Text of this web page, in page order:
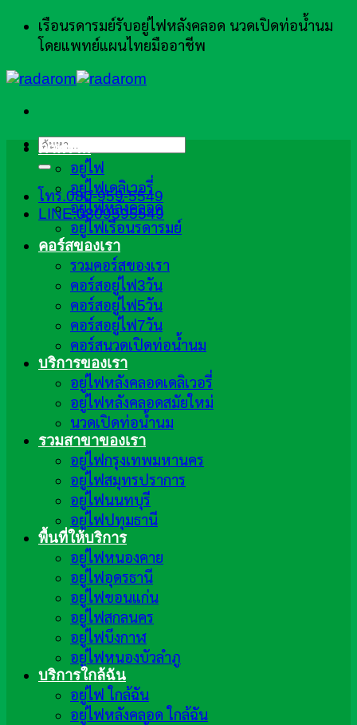
ข้าม
เนื้อหา
เรือนรดารมย์รับอยู่ไฟหลังคลอด นวดเปิดท่อน้ำนม
โดยแพทย์แผนไทยมืออาชีพ
ค้นหา:
โทร.080-959-5549
LINE:0809595549
ภาพรวม
อยู่ไฟ
อยู่ไฟเดลิเวอรี่
อยู่ไฟหลังคลอด
อยู่ไฟเรือนรดารมย์
คอร์สของเรา
รวมคอร์สของเรา
คอร์สอยู่ไฟ3วัน
คอร์สอยู่ไฟ5วัน
คอร์สอยู่ไฟ7วัน
คอร์สนวดเปิดท่อน้ำนม
บริการของเรา
อยู่ไฟหลังคลอดเดลิเวอรี่
อยู่ไฟหลังคลอดสมัยใหม่
นวดเปิดท่อน้ำนม
รวมสาขาของเรา
อยู่ไฟกรุงเทพมหานคร
อยู่ไฟสมุทรปราการ
อยู่ไฟนนทบุรี
อยู่ไฟปทุมธานี
พื้นที่ให้บริการ
อยู่ไฟหนองคาย
อยู่ไฟอุดรธานี
อยู่ไฟขอนแก่น
อยู่ไฟสกลนคร
อยู่ไฟบึงกาฬ
อยู่ไฟหนองบัวลำภู
บริการใกล้ฉัน
อยู่ไฟ ใกล้ฉัน
อยู่ไฟหลังคลอด ใกล้ฉัน